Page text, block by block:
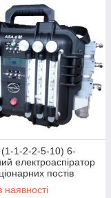
(1-1-2-2-5-10) 6-
електроаспіратор
постів